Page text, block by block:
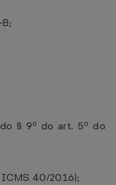
§ 9º do art. 5º do
40/2016);